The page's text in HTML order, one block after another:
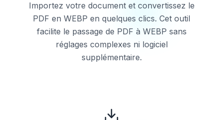
Importez votre document et convertissez le
PDF en WEBP en quelques clics. Cet outil
facilite le passage de PDF à WEBP sans
réglages complexes ni logiciel
supplémentaire.